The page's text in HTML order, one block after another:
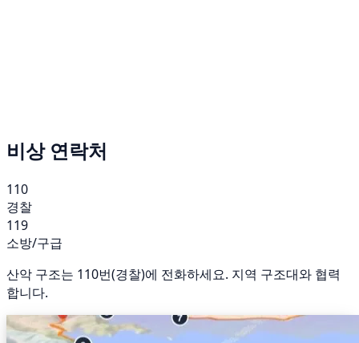
비상 연락처
110
경찰
119
소방/구급
산악 구조는 110번(경찰)에 전화하세요. 지역 구조대와 협력
합니다.